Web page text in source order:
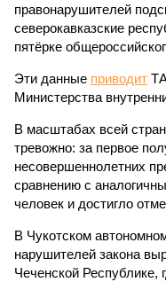
правонарушителей
северокавказские
пятёрке
Эти данные приводит
Министерства
В масштабах всей
тревожно: за первое
несовершеннолетних
сравнению с
человек и достигло
В Чукотском
нарушителей закона
Чеченской Республике,